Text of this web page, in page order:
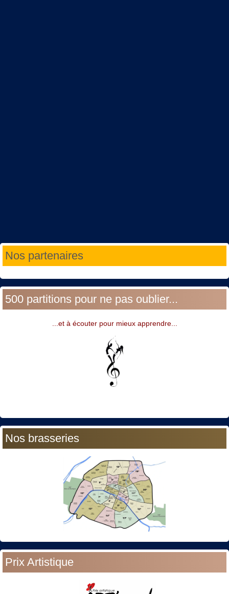
Nos partenaires
500 partitions pour ne pas oublier...
...et à écouter pour mieux apprendre...
Nos brasseries
Prix Artistique
Année
précédente
Mois
précédent
Année
suivante
Mois
suivant